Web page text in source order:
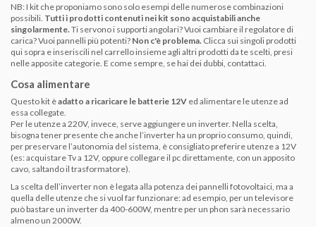
NB: I kit che proponiamo sono solo esempi delle numerose combinazioni
possibili. Tutti i prodotti contenuti nei kit sono acquistabili anche
singolarmente. Ti servono i supporti angolari? Vuoi cambiare il regolatore di
carica? Vuoi pannelli più potenti? Non c'è problema. Clicca sui singoli prodotti
qui sopra e inseriscili nel carrello insieme agli altri prodotti da te scelti, presi
nelle apposite categorie. E come sempre, se hai dei dubbi, contattaci.
Cosa alimentare
Questo kit èadatto a ricaricare le batterie 12V ed alimentare le utenze ad
essa collegate.
Per le utenze a 220V, invece, serve aggiungere un inverter. Nella scelta,
bisogna tener presente che anche l’inverter ha un proprio consumo, quindi,
per preservare l’autonomia del sistema, è consigliato preferire utenze a 12V
(es: acquistare Tv a 12V, oppure collegare il pc direttamente, con un apposito
cavo, saltando il trasformatore).
La scelta dell’inverter non è legata alla potenza dei pannelli fotovoltaici, ma a
quella delle utenze che si vuol far funzionare: ad esempio, per un televisore
può bastare un inverter da 400-600W, mentre per un phon sarà necessario
almeno un 2000W.